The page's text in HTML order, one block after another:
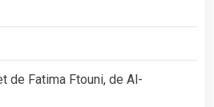
de Fatima Ftouni, de Al-